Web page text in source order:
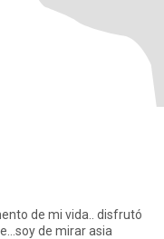
de mi vida.. disfrutó
de mirar asia